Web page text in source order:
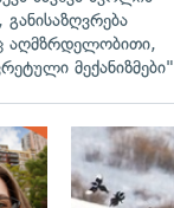
მექანიზმები"